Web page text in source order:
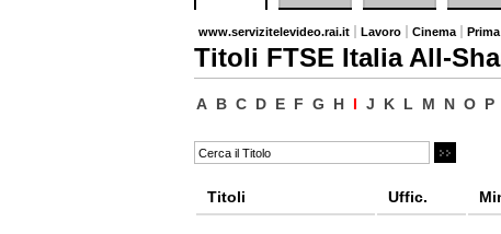
www.servizitelevideo.rai.it Lavoro Cinema
Titoli FTSE Italia All-
A B C D E F G H I J K L M N O P
Titoli Uffic.